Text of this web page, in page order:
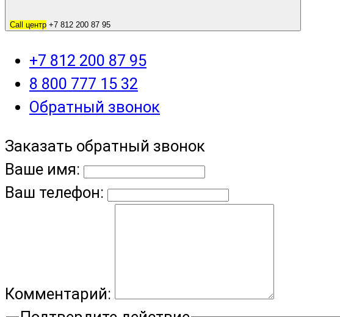
Call центр +7 812 200 87 95
+7 812 200 87 95
8 800 777 15 32
Обратный звонок
Заказать обратный звонок
Ваше имя:
Ваш телефон:
Комментарий: